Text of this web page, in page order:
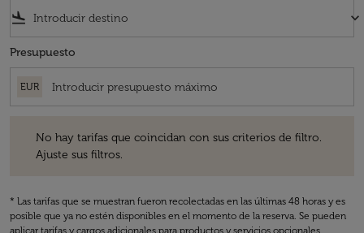
flight_land keyboard_arrow_down
Presupuesto
EUR
No hay tarifas que coincidan con sus criterios de filtro.
Ajuste sus filtros.
* Las tarifas que se muestran fueron recolectadas en las últimas 48 horas y es
posible que ya no estén disponibles en el momento de la reserva. Se pueden
aplicar tarifas y cargos adicionales para productos y servicios opcionales.